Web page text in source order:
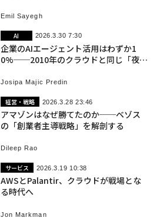
Emil Sayegh
AI 2026.3.30 7:30
企業のAIエージェント活用はわずか1
0%──2010年のクラウドと同じ「夜明
Josipa Majic Predin
経営・戦略 2026.3.28 23:46
アマゾンはなぜ勝てたのか──ベゾス
の「創業者主導戦略」を解剖する
Dileep Rao
サービス 2026.3.19 10:38
AWSとPalantir、クラウドが戦場とな
る時代へ
Jon Markman